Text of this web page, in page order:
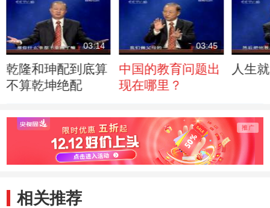
03:14
乾隆和珅配到底算
不算乾坤绝配
03:45
中国的教育问题出
现在哪里？
人生
相关推荐